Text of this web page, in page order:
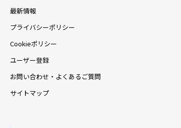
最新情報
プライバシーポリシー
Cookieポリシー
ユーザー登録
お問い合わせ・よくあるご質問
サイトマップ